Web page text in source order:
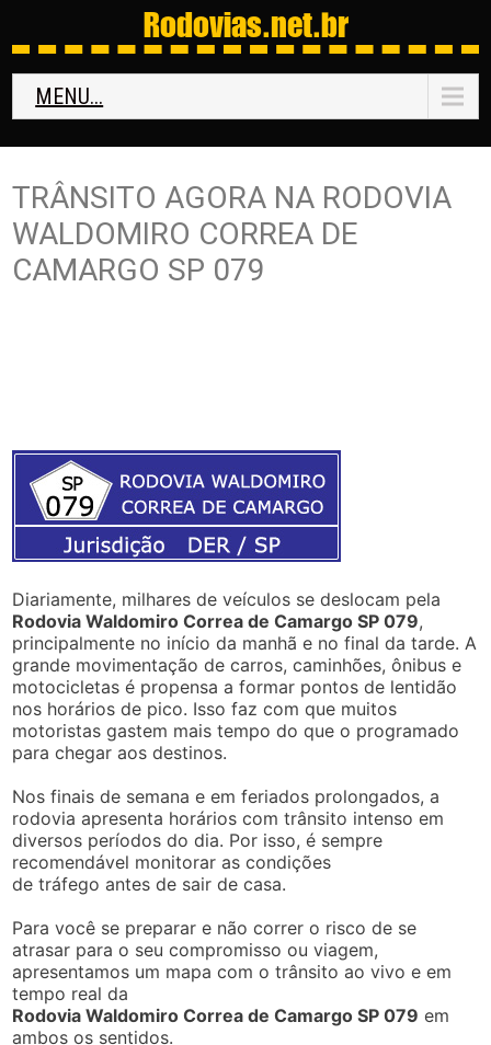
Rodovias.net.br
MENU...
TRÂNSITO AGORA NA RODOVIA
WALDOMIRO CORREA DE
CAMARGO SP 079
Diariamente, milhares de veículos se deslocam pela
Rodovia Waldomiro Correa de Camargo SP 079,
principalmente no início da manhã e no final da tarde. A
grande movimentação de carros, caminhões, ônibus e
motocicletas é propensa a formar pontos de lentidão
nos horários de pico. Isso faz com que muitos
motoristas gastem mais tempo do que o programado
para chegar aos destinos.
Nos finais de semana e em feriados prolongados, a
rodovia apresenta horários com trânsito intenso em
diversos períodos do dia. Por isso, é sempre
recomendável monitorar as condições
de tráfego antes de sair de casa.
Para você se preparar e não correr o risco de se
atrasar para o seu compromisso ou viagem,
apresentamos um mapa com o trânsito ao vivo e em
tempo real da
Rodovia Waldomiro Correa de Camargo SP 079 em
ambos os sentidos.